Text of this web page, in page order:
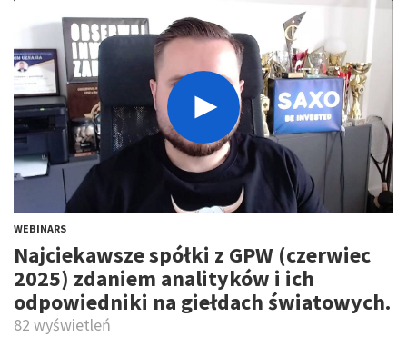
WEBINARS
Najciekawsze spółki z GPW (czerwiec
2025) zdaniem analityków i ich
odpowiedniki na giełdach światowych.
82 wyświetleń